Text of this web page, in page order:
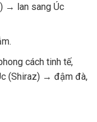
→ lan sang Úc
cách tinh tế,
(Shiraz) → đậm đà,